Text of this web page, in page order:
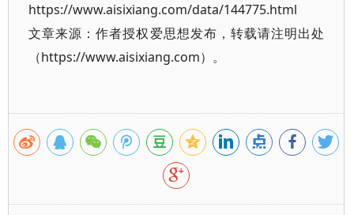
https://www.aisixiang.com/data/144775.html
文章来源：作者授权爱思想发布，转载请注明出处
（https://www.aisixiang.com）。